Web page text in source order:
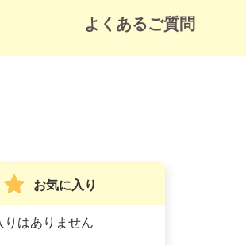
よくあるご質問
お気に入り
りはありません